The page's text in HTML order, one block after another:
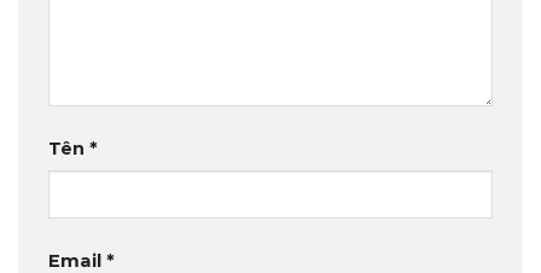
Tên *
Email *